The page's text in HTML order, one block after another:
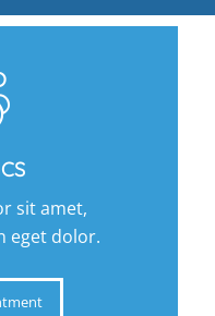
sit amet,
eget dolor.